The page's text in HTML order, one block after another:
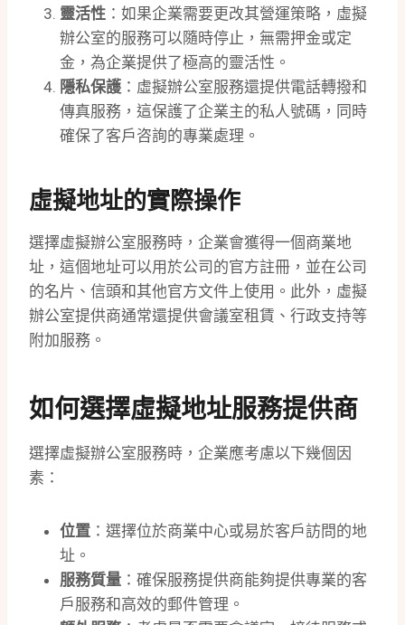
靈活性 ：如果企業需要更改其營運策略，虛擬
辦公室的服務可以隨時停止，無需押金或定
金，為企業提供了極高的靈活性。
隱私保護 ：虛擬辦公室服務還提供電話轉撥和
傳真服務，這保護了企業主的私人號碼，同時
確保了客戶咨詢的專業處理。
虛擬地址的實際操作
選擇虛擬辦公室服務時，企業會獲得一個商業地
址，這個地址可以用於公司的官方註冊，並在公司
的名片、信頭和其他官方文件上使用。此外，虛擬
辦公室提供商通常還提供會議室租賃、行政支持等
附加服務。
如何選擇虛擬地址服務提供商
選擇虛擬辦公室服務時，企業應考慮以下幾個因
素：
位置 ：選擇位於商業中心或易於客戶訪問的地
址。
服務質量 ：確保服務提供商能夠提供專業的客
戶服務和高效的郵件管理。